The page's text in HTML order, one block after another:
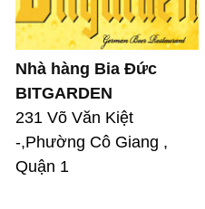
Nhà hàng Bia Đức
BITGARDEN
231 Võ Văn Kiệt
-,Phường Cô Giang ,
Quận 1